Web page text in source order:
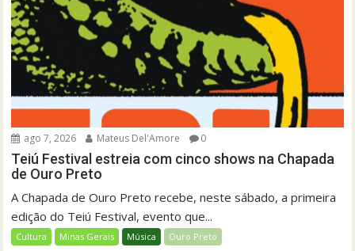
ago 7, 2026 Mateus Del'Amore 0
Teiú Festival estreia com cinco shows na Chapada
de Ouro Preto
A Chapada de Ouro Preto recebe, neste sábado, a primeira
edição do Teiú Festival, evento que...
Cultura Minas Gerais Música Ouro Preto